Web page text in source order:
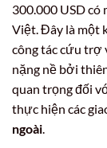
300.000 USD có
Việt. Đây là một
công tác cứu trợ
nặng nề bởi
quan trọng đối
thực hiện các
ngoài